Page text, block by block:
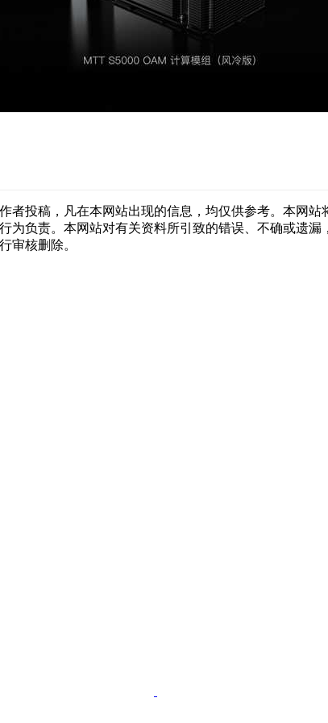
者投稿，凡在本网站出现的信息，均仅供参考。本网
为负责。本网站对有关资料所引致的错误、不确或遗
审核删除。